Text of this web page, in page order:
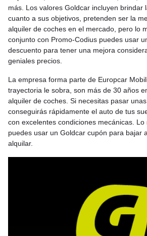
más. Los valores Goldcar incluyen brindar
cuanto a sus objetivos, pretenden ser la
alquiler de coches en el mercado, pero lo
conjunto con Promo-Codius puedes usar
descuento para tener una mejora
geniales precios.
La empresa forma parte de Europcar
trayectoria le sobra, son más de 30 años
alquiler de coches. Si necesitas pasar
conseguirás rápidamente el auto de tus
con excelentes condiciones mecánicas.
puedes usar un Goldcar cupón para bajar
alquilar.